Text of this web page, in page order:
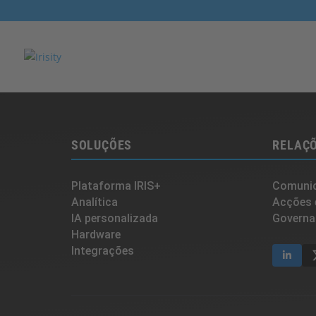
SOLUÇÕES
Plataforma IRIS+
Analítica
IA personalizada
Hardware
Integrações
Acções